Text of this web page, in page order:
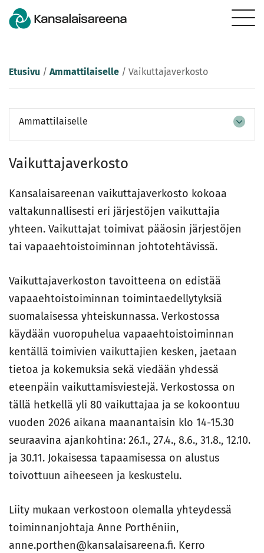
Etusivu / Ammattilaiselle / Vaikuttajaverkosto
Ammattilaiselle
Vaikuttajaverkosto
Kansalaisareenan vaikuttajaverkosto kokoaa
valtakunnallisesti eri järjestöjen vaikuttajia
yhteen. Vaikuttajat toimivat pääosin järjestöjen
tai vapaaehtoistoiminnan johtotehtävissä.
Vaikuttajaverkoston tavoitteena on edistää
vapaaehtoistoiminnan toimintaedellytyksiä
suomalaisessa yhteiskunnassa. Verkostossa
käydään vuoropuhelua vapaaehtoistoiminnan
kentällä toimivien vaikuttajien kesken, jaetaan
tietoa ja kokemuksia sekä viedään yhdessä
eteenpäin vaikuttamisviestejä. Verkostossa on
tällä hetkellä yli 80 vaikuttajaa ja se kokoontuu
vuoden 2026 aikana maanantaisin klo 14-15.30
seuraavina ajankohtina: 26.1., 27.4., 8.6., 31.8., 12.10.
ja 30.11. Jokaisessa tapaamisessa on alustus
toivottuun aiheeseen ja keskustelu.
Liity mukaan verkostoon olemalla yhteydessä
toiminnanjohtaja Anne Porthéniin,
anne.porthen@kansalaisareena.fi. Kerro